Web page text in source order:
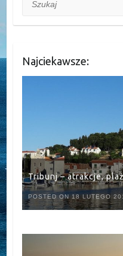
Najciekawsze:
Tribunj – atrakcje,
POSTED ON 18 LUTEGO